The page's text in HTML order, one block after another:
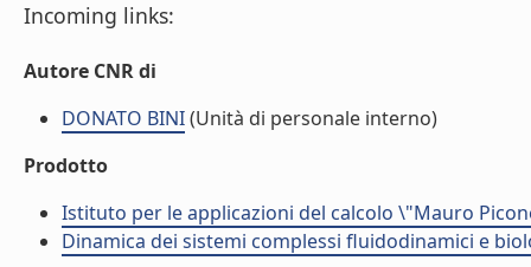
Incoming links:
Autore CNR di
DONATO BINI(Unità di personale interno)
Prodotto
Istituto per le applicazioni del calcolo \"Mauro
Dinamica dei sistemi complessi fluidodinamici e